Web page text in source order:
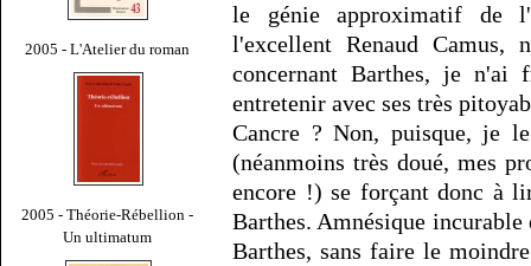
2005 - L'Atelier du roman
2005 - Théorie-Rébellion -
Un ultimatum
le génie approximatif de
l'excellent Renaud Camus,
concernant Barthes, je n'ai
entretenir avec ses très
Cancre ? Non, puisque, je
(néanmoins très doué, mes
encore !) se forçant donc à
Barthes. Amnésique
Barthes, sans faire le